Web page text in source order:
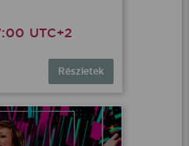
UTC+2
Részletek